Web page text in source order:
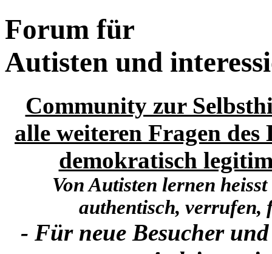
Forum für
Autisten und
Community zur
alle weiteren Fragen
demokratisch
Von Autisten lernen
authentisch, verrufen,
- Für neue Besucher